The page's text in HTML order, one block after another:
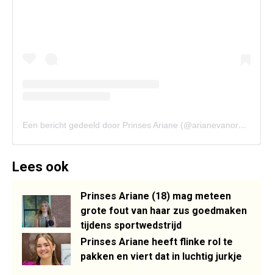
Een bericht gedeeld door Prinses Ariane (@arianevanoranje)
Lees ook
Prinses Ariane (18) mag meteen
grote fout van haar zus goedmaken
tijdens sportwedstrijd
Prinses Ariane heeft flinke rol te
pakken en viert dat in luchtig jurkje